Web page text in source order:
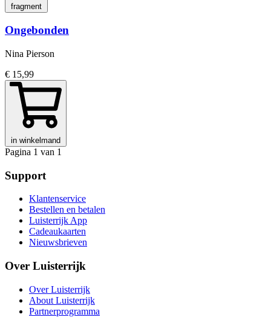
fragment
Ongebonden
Nina Pierson
€ 15,99
in winkelmand
Pagina 1 van 1
Support
Klantenservice
Bestellen en betalen
Luisterrijk App
Cadeaukaarten
Nieuwsbrieven
Over Luisterrijk
Over Luisterrijk
About Luisterrijk
Partnerprogramma